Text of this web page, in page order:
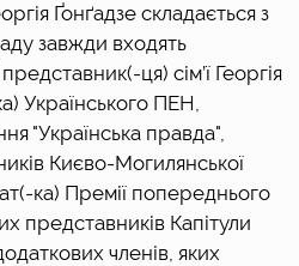
Ґонґадзе складається з
завжди входять
ця) сім’ї Георгія
Українського ПЕН,
"Українська правда",
Києво-Могилянської
ка) Премії попереднього
представників Капітули
членів, яких